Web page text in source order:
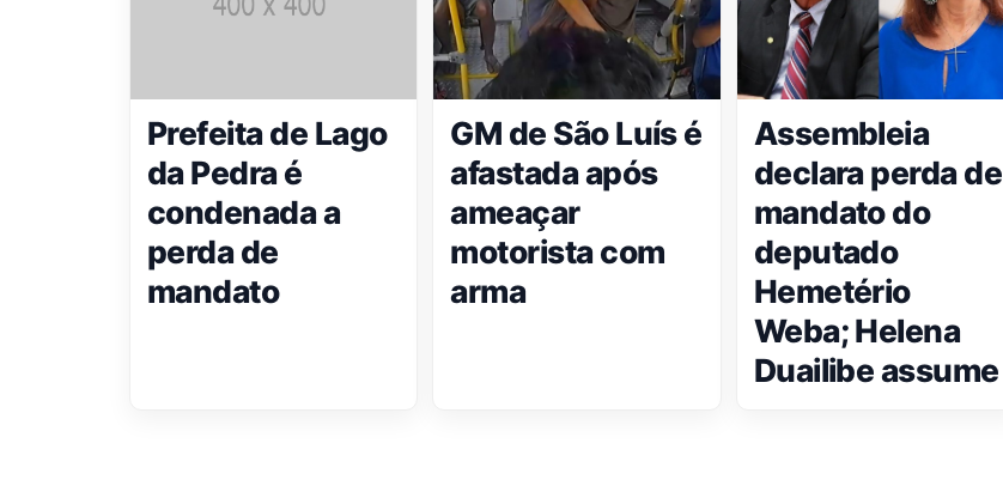
Prefeita de Lago
da Pedra é
condenada a
perda de
mandato
GM de São Luís é
afastada após
ameaçar
motorista com
arma
Assembleia
declara perda de
mandato do
deputado
Hemetério
Weba; Helena
Duailibe assume